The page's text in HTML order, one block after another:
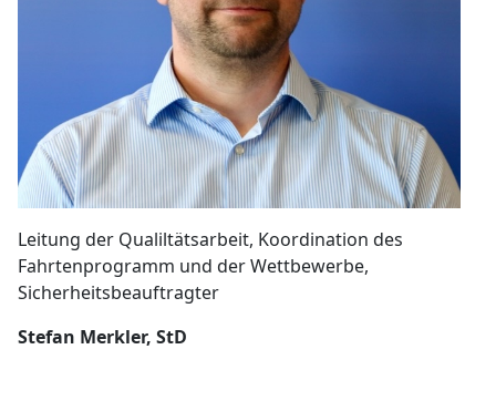
Leitung der Qualiltätsarbeit, Koordination des
Fahrtenprogramm und der Wettbewerbe,
Sicherheitsbeauftragter
Stefan Merkler, StD